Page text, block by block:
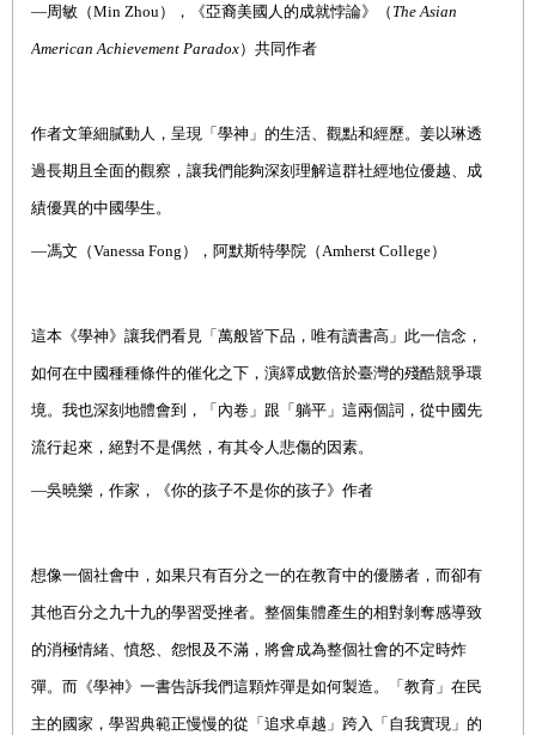
—周敏（Min Zhou），《亞裔美國人的成就悖論》（ The Asian
American Achievement Paradox）共同作者
作者文筆細膩動人，呈現「學神」的生活、觀點和經歷。姜以琳透
過長期且全面的觀察，讓我們能夠深刻理解這群社經地位優越、成
績優異的中國學生。
—馮文（Vanessa Fong），阿默斯特學院（Amherst College）
這本《學神》讓我們看見「萬般皆下品，唯有讀書高」此一信念，
如何在中國種種條件的催化之下，演繹成數倍於臺灣的殘酷競爭環
境。我也深刻地體會到，「內卷」跟「躺平」這兩個詞，從中國先
流行起來，絕對不是偶然，有其令人悲傷的因素。
—吳曉樂，作家，《你的孩子不是你的孩子》作者
想像一個社會中，如果只有百分之一的在教育中的優勝者，而卻有
其他百分之九十九的學習受挫者。整個集體產生的相對剝奪感導致
的消極情緒、憤怒、怨恨及不滿，將會成為整個社會的不定時炸
彈。而《學神》一書告訴我們這顆炸彈是如何製造。「教育」在民
主的國家，學習典範正慢慢的從「追求卓越」跨入「自我實現」的